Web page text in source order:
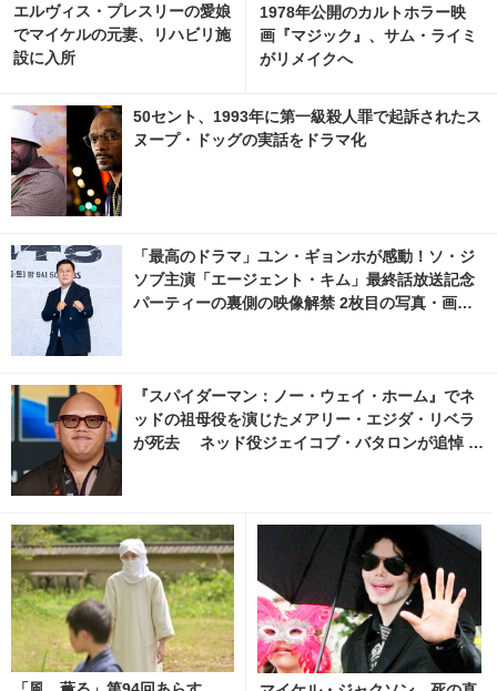
エルヴィス・プレスリーの愛娘
でマイケルの元妻、リハビリ施
設に入所
1978年公開のカルトホラー映
画『マジック』、サム・ライミ
がリメイクへ
50セント、1993年に第一級殺人罪で起訴されたス
ヌープ・ドッグの実話をドラマ化
「最高のドラマ」ユン・ギョンホが感動！ソ・ジ
ソブ主演「エージェント・キム」最終話放送記念
パーティーの裏側の映像解禁 2枚目の写真・画像 |
『スパイダーマン：ノー・ウェイ・ホーム』でネ
ッドの祖母役を演じたメアリー・エジダ・リベラ
が死去 ネッド役ジェイコブ・バタロンが追悼 1